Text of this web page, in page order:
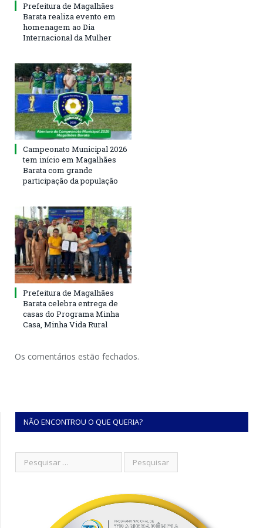
Prefeitura de Magalhães
Barata realiza evento em
homenagem ao Dia
Internacional da Mulher
Campeonato Municipal 2026
tem início em Magalhães
Barata com grande
participação da população
Prefeitura de Magalhães
Barata celebra entrega de
casas do Programa Minha
Casa, Minha Vida Rural
Os comentários estão fechados.
NÃO ENCONTROU O QUE QUERIA?